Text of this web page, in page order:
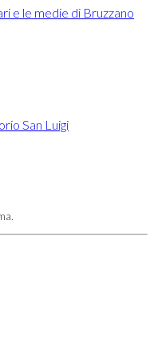
e le medie di Bruzzano
San Luigi